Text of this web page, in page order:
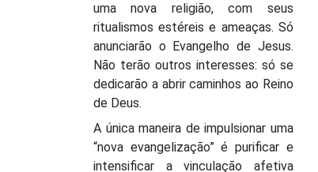
uma nova religião, com seus
ritualismos estéreis e ameaças. Só
anunciarão o Evangelho de Jesus.
Não terão outros interesses: só se
dedicarão a abrir caminhos ao Reino
de Deus.
A única maneira de impulsionar uma
“nova evangelização” é purificar e
intensificar a vinculação afetiva